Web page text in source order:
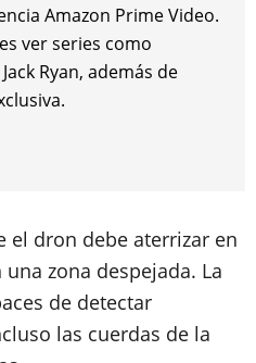
Amazon Prime Video.
ver series como
Ryan, además de
el dron debe aterrizar en
zona despejada. La
de detectar
las cuerdas de la